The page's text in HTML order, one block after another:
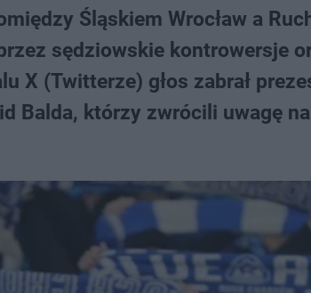
Śląskiem Wrocław a
sędziowskie kontrowersje
X (Twitterze) głos zabrał
Balda, którzy zwrócili uwagę